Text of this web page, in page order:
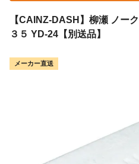
【CAINZ-DASH】柳瀬 ノー
３５ YD-24【別送品】
メーカー直送